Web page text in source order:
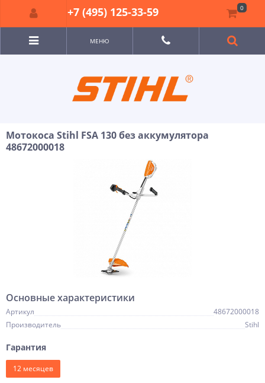
МЕНЮ
Мотокоса Stihl FSA 130 без аккумулятора
48672000018
Основные характеристики
Артикул
48672000018
Производитель
Stihl
Гарантия
12 месяцев
+7 (495) 125-33-59 0